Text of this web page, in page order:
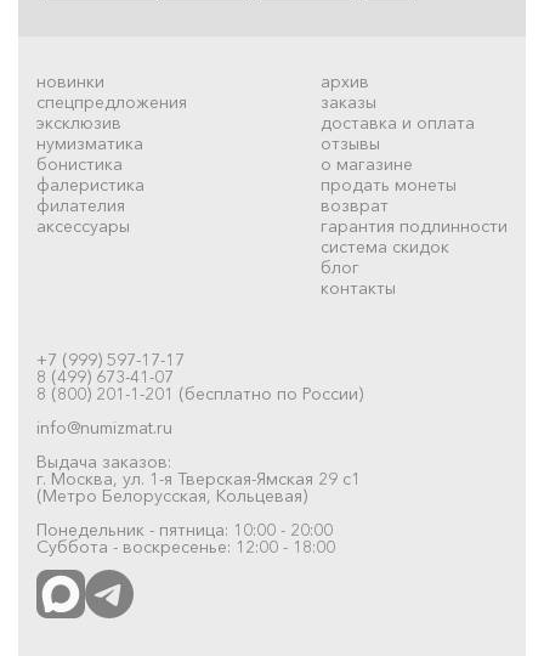
новинки
спецпредложения
эксклюзив
нумизматика
бонистика
фалеристика
филателия
аксессуары
архив
заказы
доставка и оплата
отзывы
о магазине
продать монеты
возврат
гарантия подлинности
система скидок
блог
контакты
+7 (999) 597-17-17
8 (499) 673-41-07
8 (800) 201-1-201 (бесплатно по России)
info@numizmat.ru
Выдача заказов:
г. Москва, ул. 1-я Тверская-Ямская 29 с1
(Метро Белорусская, Кольцевая)
Понедельник - пятница: 10:00 - 20:00
Суббота - воскресенье: 12:00 - 18:00